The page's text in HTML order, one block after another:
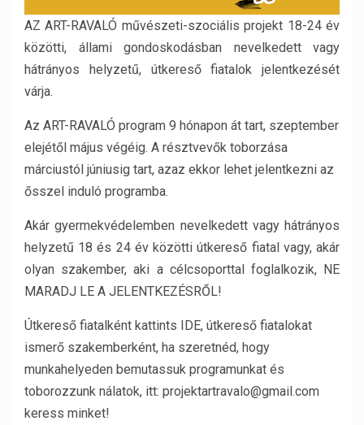
AZ ART-RAVALÓ művészeti-szociális projekt 18-24 év
közötti, állami gondoskodásban nevelkedett vagy
hátrányos helyzetű, útkereső fiatalok jelentkezését
várja.
Az ART-RAVALÓ program 9 hónapon át tart, szeptember
elejétől május végéig. A résztvevők toborzása
márciustól júniusig tart, azaz ekkor lehet jelentkezni az
ősszel induló programba.
Akár gyermekvédelemben nevelkedett vagy hátrányos
helyzetű 18 és 24 év közötti útkereső fiatal vagy, akár
olyan szakember, aki a célcsoporttal foglalkozik, NE
MARADJ LE A JELENTKEZÉSRŐL!
Útkereső fiatalként kattints IDE, útkereső fiatalokat
ismerő szakemberként, ha szeretnéd, hogy
munkahelyeden bemutassuk programunkat és
toborozzunk nálatok, itt: projektartravalo@gmail.com
keress minket!